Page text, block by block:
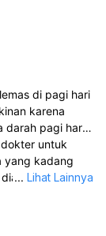
di pagi hari
karena
darah pagi hari
untuk
yang kadang
seperti
gula darah
tidak
... Lihat Lainnya